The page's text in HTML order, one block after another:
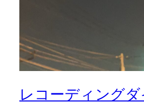
レコーディングダ